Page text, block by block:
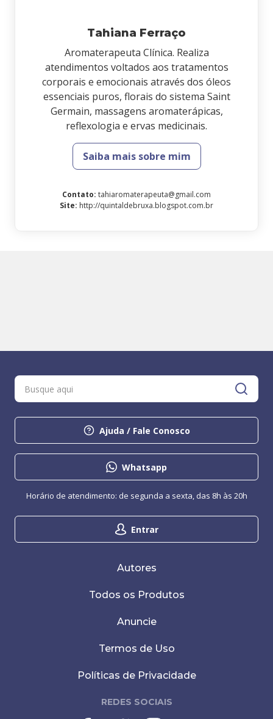
Tahiana Ferraço
Aromaterapeuta Clínica. Realiza
atendimentos voltados aos tratamentos
corporais e emocionais através dos óleos
essenciais puros, florais do sistema Saint
Germain, massagens aromaterápicas,
reflexologia e ervas medicinais.
Saiba mais sobre mim
Contato: tahiaromaterapeuta@gmail.com
Site: http://quintaldebruxa.blogspot.com.br
Ajuda / Fale Conosco
Whatsapp
Entrar
Horário de atendimento: de segunda a sexta, das 8h às 20h
Autores
Todos os Produtos
Anuncie
Termos de Uso
Políticas de Privacidade
REDES SOCIAIS